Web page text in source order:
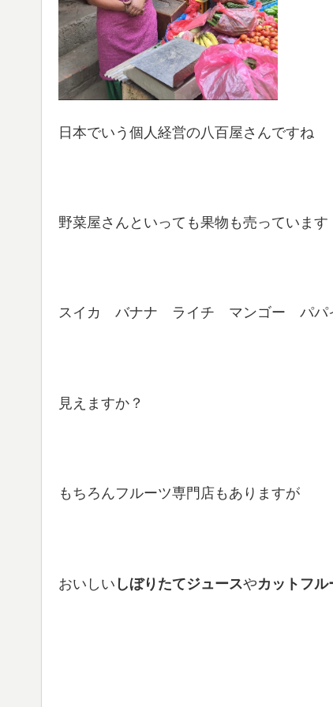
日本でいう個人経営の八百屋さんですね
野菜屋さんといっても果物も売っています
スイカ バナナ ライチ マンゴー パパ
見えますか？
もちろんフルーツ専門店もありますが
おいしい しぼりたてジュースやカットフル